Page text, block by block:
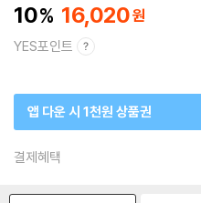
10 16,020
YES포인트
앱 다운 시 1천원 상품권
결제혜택